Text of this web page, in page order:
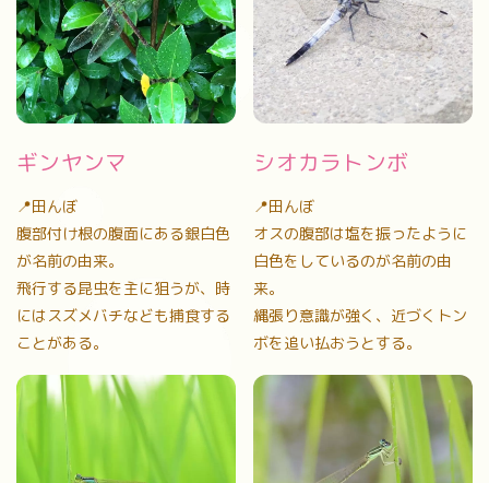
ギンヤンマ
📍田んぼ
腹部付け根の腹面にある銀白色
が名前の由来。
飛行する昆虫を主に狙うが、時
にはスズメバチなども捕食する
ことがある。
シオカラトンボ
📍田んぼ
オスの腹部は塩を振ったように
白色をしているのが名前の由
来。
縄張り意識が強く、近づくトン
ボを追い払おうとする。